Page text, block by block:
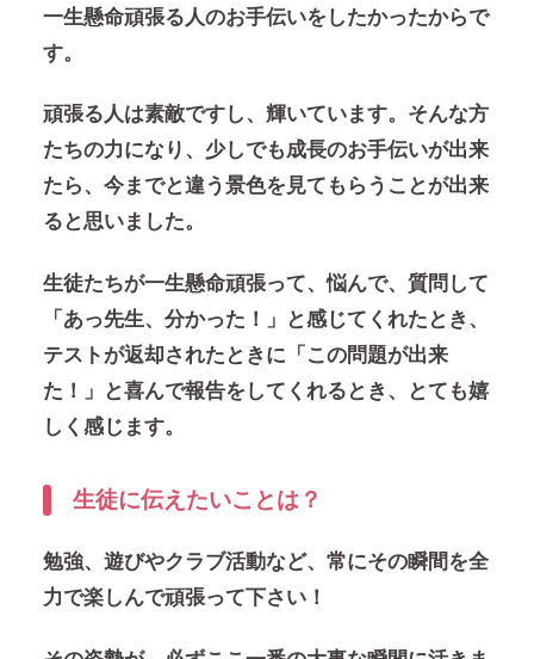
一生懸命頑張る人のお手伝いをしたかったからで
す。
頑張る人は素敵ですし、輝いています。そんな方
たちの力になり、少しでも成長のお手伝いが出来
たら、今までと違う景色を見てもらうことが出来
ると思いました。
生徒たちが一生懸命頑張って、悩んで、質問して
「あっ先生、分かった！」と感じてくれたとき、
テストが返却されたときに「この問題が出来
た！」と喜んで報告をしてくれるとき、とても嬉
しく感じます。
生徒に伝えたいことは？
勉強、遊びやクラブ活動など、常にその瞬間を全
力で楽しんで頑張って下さい！